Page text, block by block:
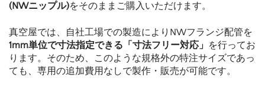
(NWニップル)をそのままご購入いただけます。
真空屋では、自社工場での製造によりNWフランジ配管を
1mm単位で寸法指定できる「寸法フリー対応」 を行ってお
ります。そのため、このような規格外の特注サイズであっ
ても、専用の追加費用なしで製作・販売が可能です。